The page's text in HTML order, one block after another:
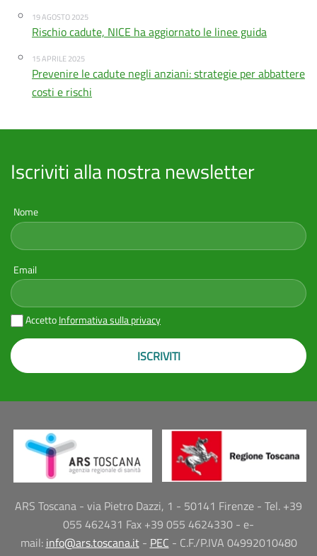
19 AGOSTO 2025
Rischio cadute, NICE ha aggiornato le linee guida
15 APRILE 2025
Prevenire le cadute negli anziani: strategie per abbattere
costi e rischi
Iscriviti alla nostra newsletter
Nome
Email
AccettoInformativa sulla privacy
ISCRIVITI
ARS Toscana - via Pietro Dazzi, 1 - 50141 Firenze - Tel. +39
055 462431 Fax +39 055 4624330 - e-
mail: info@ars.toscana.it- PEC - C.F./P.IVA 04992010480